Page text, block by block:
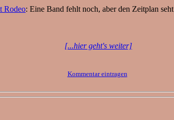
Rodeo: Eine Band fehlt noch, aber den Zeitplan
[...hier geht's weiter]
Kommentar eintragen